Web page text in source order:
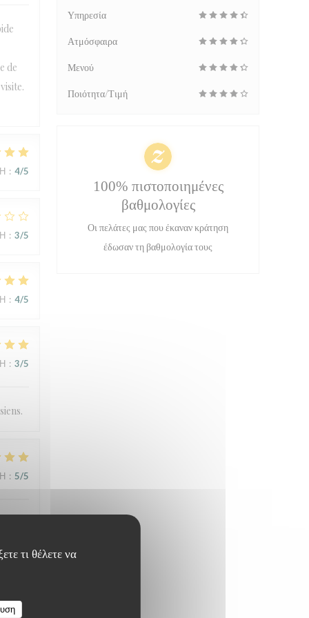
τι θέλετε να
de
: 4/5
: 3/5
: 4/5
: 3/5
: 5/5
: 4
Υπηρεσία
Ατμόσφαιρα
Μενού
Ποιότητα/Τιμή
100% πιστοποιημένες
βαθμολογίες
Οι πελάτες μας που έκαναν κράτηση
έδωσαν τη βαθμολογία τους